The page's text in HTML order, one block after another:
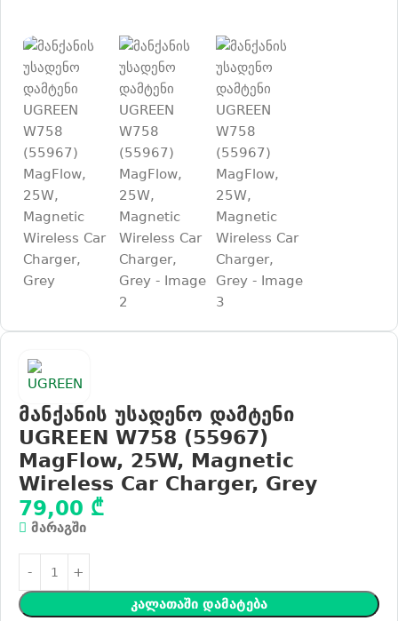
მანქანის უსადენო დამტენი
UGREEN W758 (55967)
MagFlow, 25W, Magnetic
Wireless Car Charger, Grey
79,00 ₾
მარაგში
Კალათაში Დამატება